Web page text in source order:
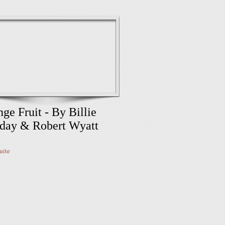
Fruit - By Billie
& Robert Wyatt